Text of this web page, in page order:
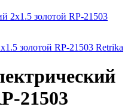
2x1.5 золотой RP-21503
21503